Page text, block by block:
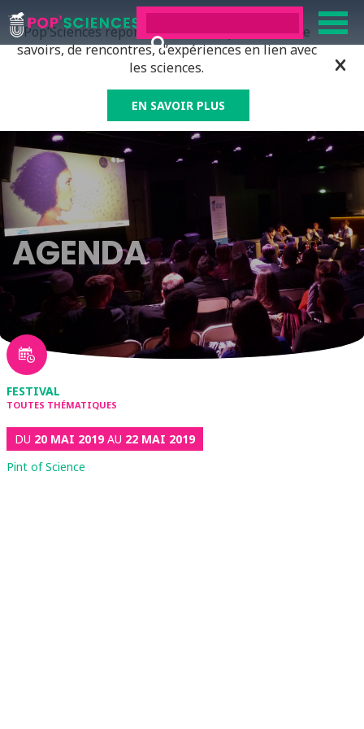
Pop’Sciences répond à tous ceux qui ont soif de
savoirs, de rencontres, d’expériences en lien avec
les sciences.
EN SAVOIR PLUS
AGENDA
FESTIVAL
TOUTES THÉMATIQUES
DU 20 MAI 2019AU 22 MAI 2019
Pint of Science